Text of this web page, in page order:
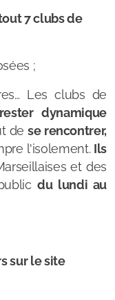
7 clubs de
;
Les clubs de
rester dynamique
dese rencontrer,
l'isolement. Ils
et des
du lundi au
sur le site